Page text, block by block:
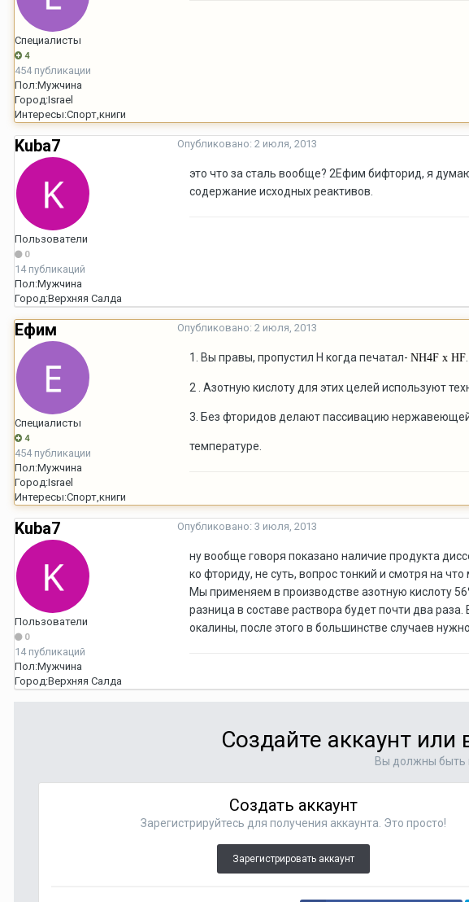
Специалисты
4
454 публикации
Пол:Мужчина
Город:Israel
Интересы:Спорт,книги
Kuba7
Пользователи
0
14 публикаций
Пол:Мужчина
Город:Верхняя Салда
Опубликовано: 2 июля, 2013
это что за сталь вообще? 2Ефим бифторид, я
содержание исходных реактивов.
Ефим
Специалисты
4
454 публикации
Пол:Мужчина
Город:Israel
Интересы:Спорт,книги
Опубликовано: 2 июля, 2013
1. Вы правы, пропустил H когда печатал- NH4F x HF
2 . Азотную кислоту для этих целей используют
3. Без фторидов делают пассивацию нержавеющей
температуре.
Kuba7
Пользователи
0
14 публикаций
Пол:Мужчина
Город:Верхняя Салда
Опубликовано: 3 июля, 2013
ну вообще говоря показано наличие продукта
ко фториду, не суть, вопрос тонкий и смотря на
Мы применяем в производстве азотную кислоту
разница в составе раствора будет почти два
окалины, после этого в большинстве случаев нужно
Создайте аккаунт
Вы должны быть
Создать аккаунт
Зарегистрируйтесь для получения аккаунта. Это просто!
Зарегистрировать аккаунт